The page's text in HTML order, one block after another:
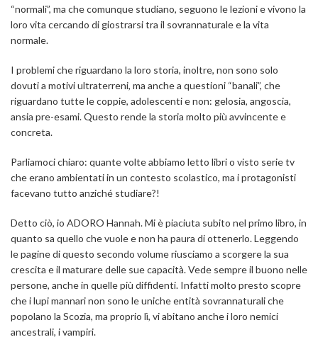
“normali”, ma che comunque studiano, seguono le lezioni e vivono la
loro vita cercando di giostrarsi tra il sovrannaturale e la vita
normale.
I problemi che riguardano la loro storia, inoltre, non sono solo
dovuti a motivi ultraterreni, ma anche a questioni “banali”, che
riguardano tutte le coppie, adolescenti e non: gelosia, angoscia,
ansia pre-esami.Questo rende la storia molto più avvincente e
concreta.
Parliamoci chiaro: quante volte abbiamo letto libri o visto serie tv
che erano ambientati in un contesto scolastico, ma i protagonisti
facevano tutto anziché studiare?!
Detto ciò, io ADORO Hannah. Mi è piaciuta subito nel primo libro, in
quanto sa quello che vuole e non ha paura di ottenerlo. Leggendo
le pagine di questo secondo volume riusciamo a scorgere la sua
crescita e il maturare delle sue capacità. Vede sempre il buono nelle
persone, anche in quelle più diffidenti. Infatti molto presto scopre
che i lupi mannari non sono le uniche entità sovrannaturali che
popolano la Scozia, ma proprio lì, vi abitano anche i loro nemici
ancestrali, i vampiri.